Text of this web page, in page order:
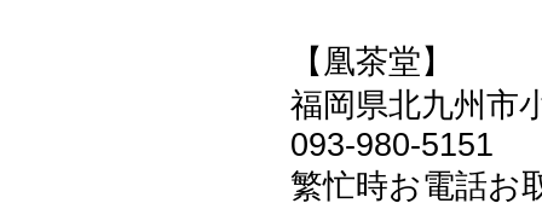
【凰茶堂】
福岡県北九州市
093-980-5151
繁忙時お電話お